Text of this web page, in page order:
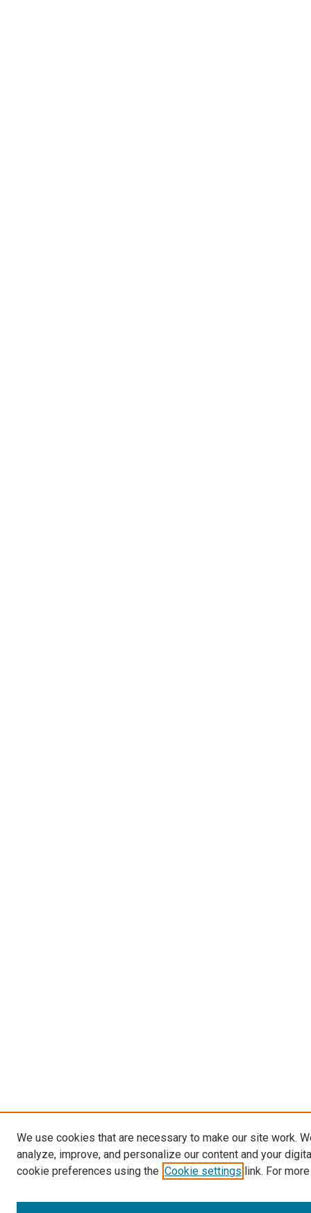
We use cookies that are necessary to make our site work.
analyze, improve, and personalize our content and your
cookie preferences using the Cookie settings link. For